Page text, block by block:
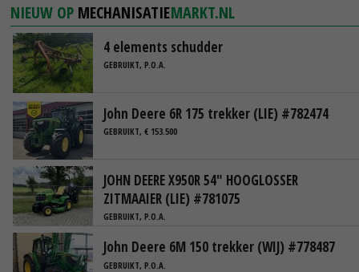
NIEUW OP MECHANISATIEMARKT.NL
4 elements schudder
GEBRUIKT, P.O.A.
John Deere 6R 175 trekker (LIE) #782474
GEBRUIKT, € 153.500
JOHN DEERE X950R 54" HOOGLOSSER
ZITMAAIER (LIE) #781075
GEBRUIKT, P.O.A.
John Deere 6M 150 trekker (WIJ) #778487
GEBRUIKT, P.O.A.